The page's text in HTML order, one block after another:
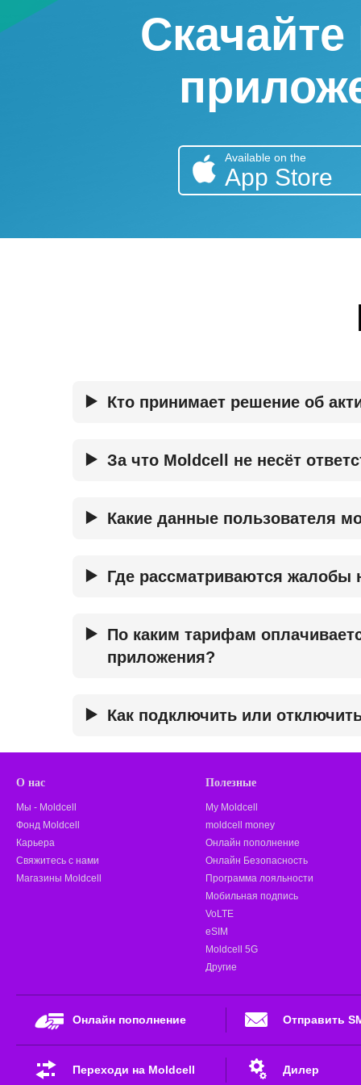
Скачайте
Available on the
App Store
Кто принимает решение об
За что Moldcell не несёт
Какие данные пользователя
Где рассматриваются жалобы
По каким тарифам
приложения?
Как подключить или
О нас
Мы - Moldcell
Фонд Moldcell
Карьера
Свяжитесь с нами
Магазины Moldcell
Полезные
My Moldcell
moldcell money
Онлайн пополнение
Онлайн Безопасность
Программа лояльности
Мобильная подпись
VoLTE
eSIM
Moldcell 5G
Другие
Онлайн пополнение Отправить
Переходи на Moldcell Дилер